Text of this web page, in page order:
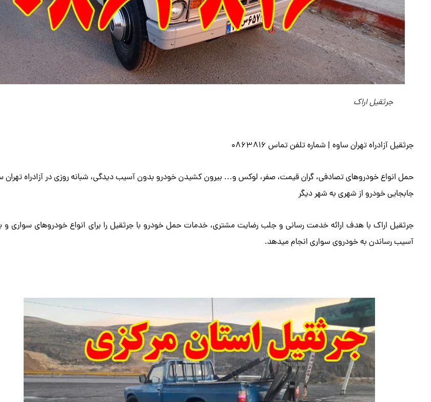
جرثقیل اراک
جرثقیل آزادراه تهران ساوه | شماره تلفن تماس 0863816
حمل انواع خودروهای تصادفی، گران قیمت، صفر، لوکس و… بیرون کشیدن خودرو بدون آسیب دیدگی، شبانه روزی در آزادراه تهران
جابجایی خودرو از شهری به شهر دیگر
جرثقیل اراک با هدف ارائه خدمت رسانی و جلب رضایت مشتری، خدمات حمل خودرو با جرثقیل را برای انواع خودروهای سواری و
آسیب رساندن به خودروی سواری انجام میدهد.